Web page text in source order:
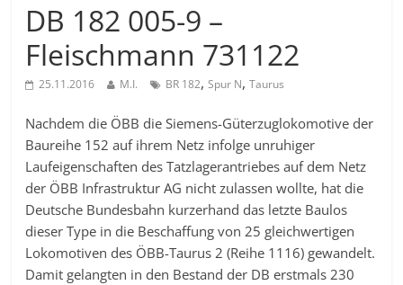
DB 182 005-9 –
Fleischmann 731122
25.11.2016 M.I. BR 182,Spur N,Taurus
Nachdem die ÖBB die Siemens-Güterzuglokomotive der
Baureihe 152 auf ihrem Netz infolge unruhiger
Laufeigenschaften des Tatzlagerantriebes auf dem Netz
der ÖBB Infrastruktur AG nicht zulassen wollte, hat die
Deutsche Bundesbahn kurzerhand das letzte Baulos
dieser Type in die Beschaffung von 25 gleichwertigen
Lokomotiven des ÖBB-Taurus 2 (Reihe 1116) gewandelt.
Damit gelangten in den Bestand der DB erstmals 230